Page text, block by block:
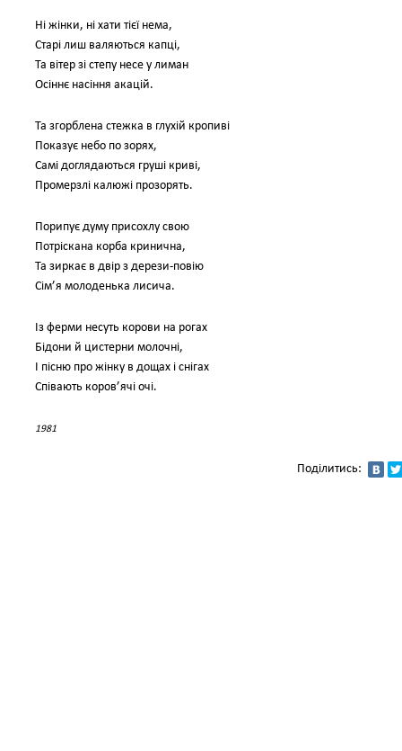
Ні жінки, ні хати тієї нема,
Старі лиш валяються капці,
Та вітер зі степу несе у лиман
Осіннє насіння акацій.
Та згорблена стежка в глухій кропиві
Показує небо по зорях,
Самі доглядаються груші криві,
Промерзлі калюжі прозорять.
Порипує думу присохлу свою
Потріскана корба кринична,
Та зиркає в двір з дерези-повію
Сім’я молоденька лисича.
Із ферми несуть корови на рогах
Бідони й цистерни молочні,
І пісню про жінку в дощах і снігах
Співають коров’ячі очі.
1981
Поділитись: